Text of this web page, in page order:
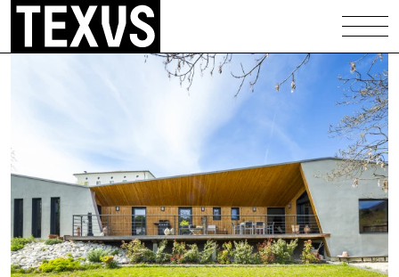
Patrimoine
Maisons
Illustrations
Codex